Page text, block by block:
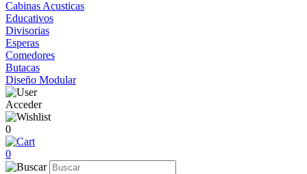
Cabinas Acusticas
Educativos
Divisorias
Esperas
Comedores
Butacas
Diseño Modular
Acceder
0
0